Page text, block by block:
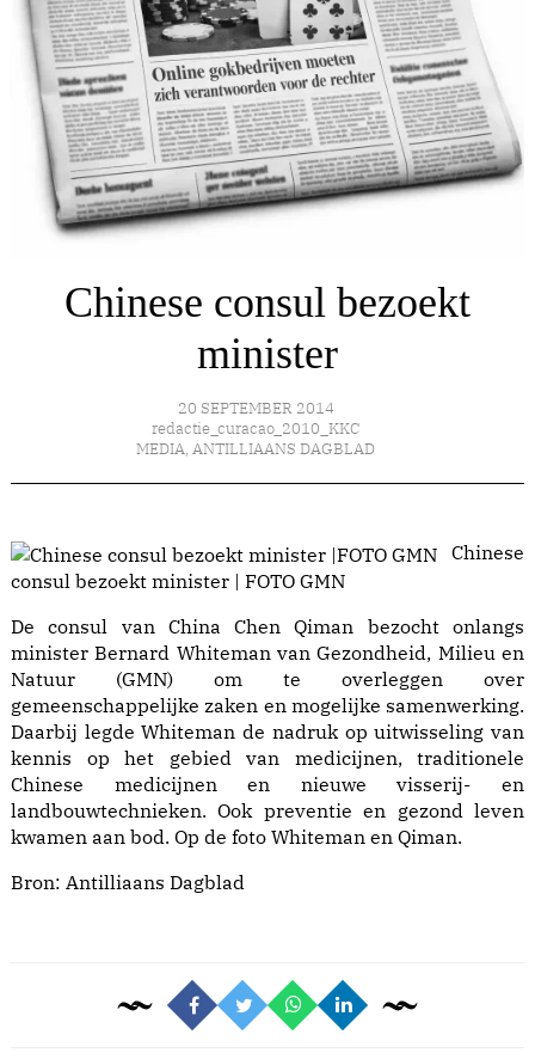
Chinese consul bezoekt
minister
20 SEPTEMBER 2014
redactie_curacao_2010_KKC
MEDIA, ANTILLIAANS DAGBLAD
Chinese
consul bezoekt minister | FOTO GMN
De consul van China Chen Qiman bezocht onlangs
minister Bernard Whiteman van Gezondheid, Milieu en
Natuur (GMN) om te overleggen over
gemeenschappelijke zaken en mogelijke samenwerking.
Daarbij legde Whiteman de nadruk op uitwisseling van
kennis op het gebied van medicijnen, traditionele
Chinese medicijnen en nieuwe visserij- en
landbouwtechnieken. Ook preventie en gezond leven
kwamen aan bod. Op de foto Whiteman en Qiman.
Bron: Antilliaans Dagblad